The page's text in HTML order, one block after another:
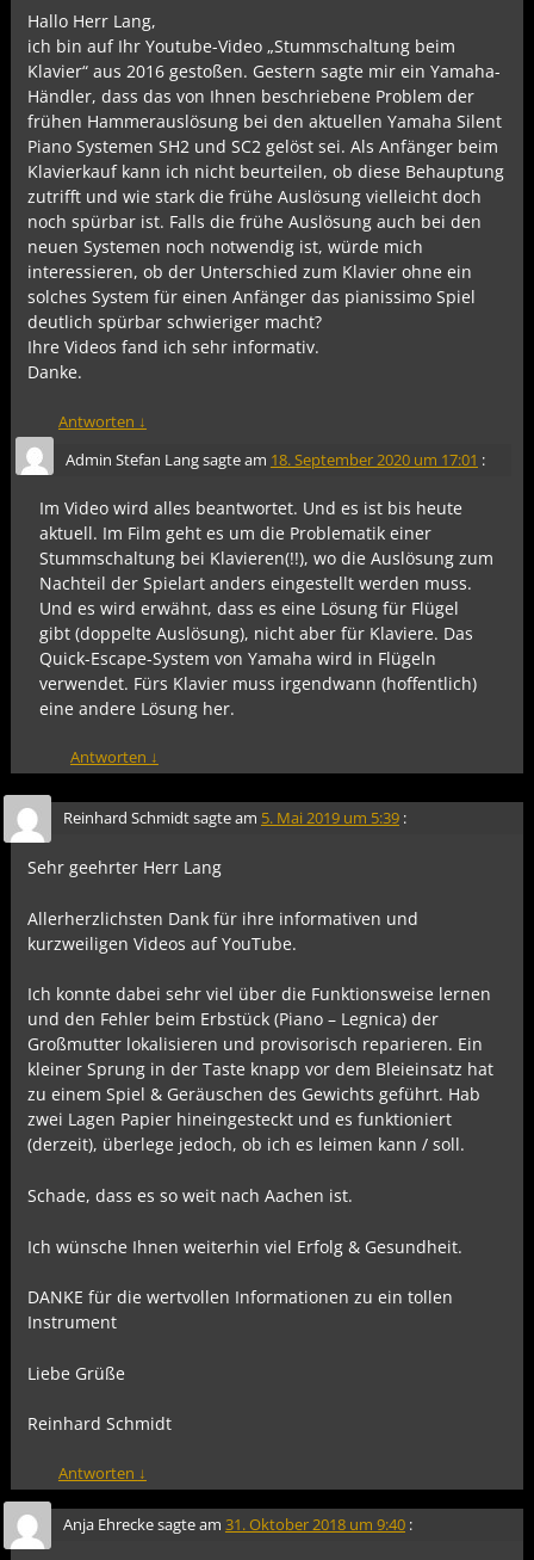
Hallo Herr Lang,
ich bin auf Ihr Youtube-Video „Stummschaltung beim
Klavier“ aus 2016 gestoßen. Gestern sagte mir ein Yamaha-
Händler, dass das von Ihnen beschriebene Problem der
frühen Hammerauslösung bei den aktuellen Yamaha Silent
Piano Systemen SH2 und SC2 gelöst sei. Als Anfänger beim
Klavierkauf kann ich nicht beurteilen, ob diese Behauptung
zutrifft und wie stark die frühe Auslösung vielleicht doch
noch spürbar ist. Falls die frühe Auslösung auch bei den
neuen Systemen noch notwendig ist, würde mich
interessieren, ob der Unterschied zum Klavier ohne ein
solches System für einen Anfänger das pianissimo Spiel
deutlich spürbar schwieriger macht?
Ihre Videos fand ich sehr informativ.
Danke.
Antworten ↓
Admin Stefan Langsagte am 18. September 2020 um 17:01 :
Im Video wird alles beantwortet. Und es ist bis heute
aktuell. Im Film geht es um die Problematik einer
Stummschaltung bei Klavieren(!!), wo die Auslösung zum
Nachteil der Spielart anders eingestellt werden muss.
Und es wird erwähnt, dass es eine Lösung für Flügel
gibt (doppelte Auslösung), nicht aber für Klaviere. Das
Quick-Escape-System von Yamaha wird in Flügeln
verwendet. Fürs Klavier muss irgendwann (hoffentlich)
eine andere Lösung her.
Antworten ↓
Reinhard Schmidtsagte am 5. Mai 2019 um 5:39 :
Sehr geehrter Herr Lang
Allerherzlichsten Dank für ihre informativen und
kurzweiligen Videos auf YouTube.
Ich konnte dabei sehr viel über die Funktionsweise lernen
und den Fehler beim Erbstück (Piano – Legnica) der
Großmutter lokalisieren und provisorisch reparieren. Ein
kleiner Sprung in der Taste knapp vor dem Bleieinsatz hat
zu einem Spiel & Geräuschen des Gewichts geführt. Hab
zwei Lagen Papier hineingesteckt und es funktioniert
(derzeit), überlege jedoch, ob ich es leimen kann / soll.
Schade, dass es so weit nach Aachen ist.
Ich wünsche Ihnen weiterhin viel Erfolg & Gesundheit.
DANKE für die wertvollen Informationen zu ein tollen
Instrument
Liebe Grüße
Reinhard Schmidt
Antworten ↓
Anja Ehreckesagte am 31. Oktober 2018 um 9:40 :